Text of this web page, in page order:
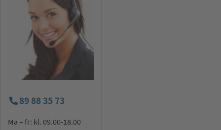
89 88 35 73
Ma – fr: kl. 09.00-18.00